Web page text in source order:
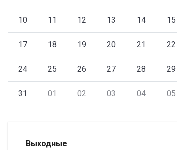
10 11 12 13 14 15
17 18 19 20 21 22
24 25 26 27 28 29
31 01 02 03 04 05
Выходные